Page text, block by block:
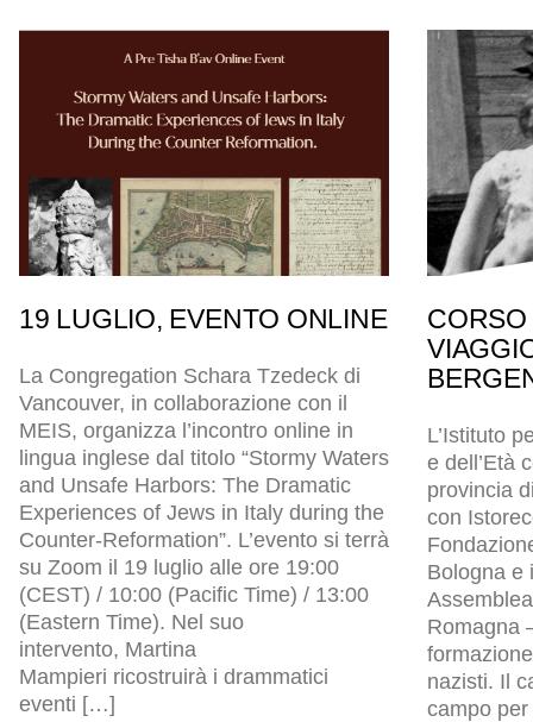
19 LUGLIO, EVENTO ONLINE
La Congregation Schara Tzedeck di
Vancouver, in collaborazione con il
MEIS, organizza l’incontro online in
lingua inglese dal titolo “Stormy Waters
and Unsafe Harbors: The Dramatic
Experiences of Jews in Italy during the
Counter-Reformation”. L’evento si terrà
su Zoom il 19 luglio alle ore 19:00
(CEST) / 10:00 (Pacific Time) / 13:00
(Eastern Time). Nel suo
intervento, Martina
Mampieri ricostruirà i drammatici
eventi […]
L’Istituto
e dell’Età
provincia
con
Bologna e
Romagna
nazisti. Il
campo